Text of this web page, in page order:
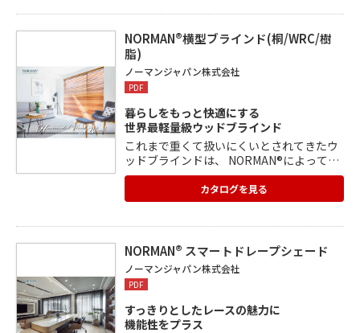
NORMAN®横型ブラインド(桐/WRC/樹
脂)
ノーマンジャパン株式会社
PDF
暮らしをもっと快適にする
世界最軽量級ウッドブラインド
これまで重くて扱いにくいとされてきたウ
ッドブラインドは、 NORMAN®によって革
新的に進化しました。 従来ブラインドの約
50%も軽く、100%柾目採りの桐材を使う
ことで、 変形や歪みに強いのも大きな特長
カタログを見る
NORMAN® スマートドレープシェード
ノーマンジャパン株式会社
PDF
すっきりとしたレースの魅力に
機能性をプラス